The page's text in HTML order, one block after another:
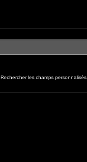
Rechercher les champs personnalisés